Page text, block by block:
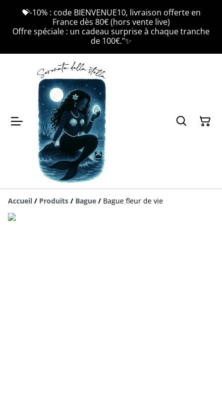
💝-10% : code BIENVENUE10, livraison offerte en
France dès 80€ (hors vente live)
Offre spéciale : un cadeau surprise à chaque tranche
de 100€."✨
Accueil / Produits / Bague / Bague fleur de vie